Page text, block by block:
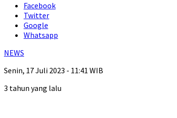
Facebook
Twitter
Google
Whatsapp
NEWS
Senin, 17 Juli 2023 - 11:41 WIB
3 tahun yang lalu